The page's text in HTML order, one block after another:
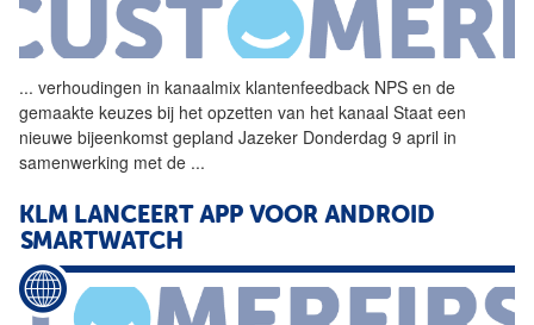
... verhoudingen in kanaalmix klantenfeedback NPS en de
gemaakte keuzes bij het opzetten van het kanaal Staat een
nieuwe bijeenkomst gepland Jazeker Donderdag 9 april in
samenwerking met de ...
KLM LANCEERT APP VOOR ANDROID
SMARTWATCH